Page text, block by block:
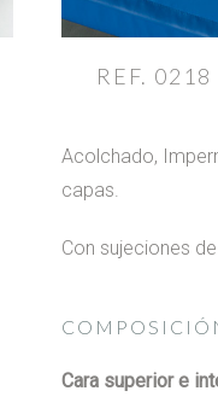
REF.
Acolchado,
capas.
Con sujeciones
Cara superior e